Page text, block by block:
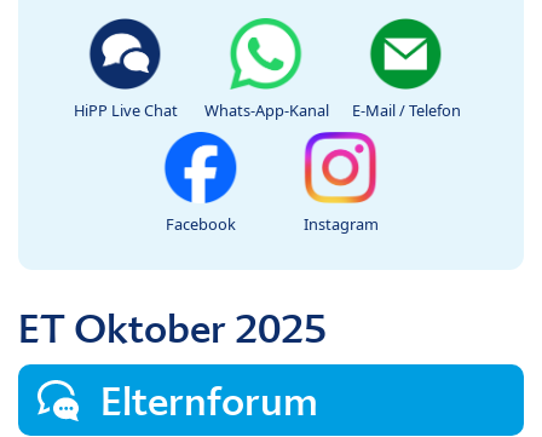
HiPP Live Chat Whats-App-Kanal E-Mail / Telefon
Facebook Instagram
ET Oktober 2025
Elternforum